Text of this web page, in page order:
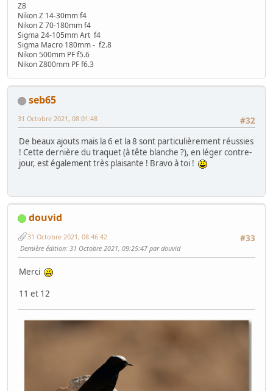
Z8
Nikon Z 14-30mm f4
Nikon Z 70-180mm f4
Sigma 24-105mm Art f4
Sigma Macro 180mm - f2.8
Nikon 500mm PF f5.6
Nikon Z800mm PF f6.3
seb65
#32
31 Octobre 2021, 08:01:48
De beaux ajouts mais la 6 et la 8 sont particulièrement réussies
! Cette dernière du traquet (à tête blanche ?), en léger contre-
jour, est également très plaisante ! Bravo à toi !
douvid
#33
31 Octobre 2021, 08:46:42
Dernière édition: 31 Octobre 2021, 09:25:47 par douvid
Merci
11 et 12